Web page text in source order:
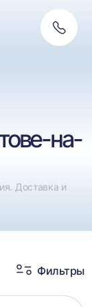
связь
на-
Доставка и
Фильтры